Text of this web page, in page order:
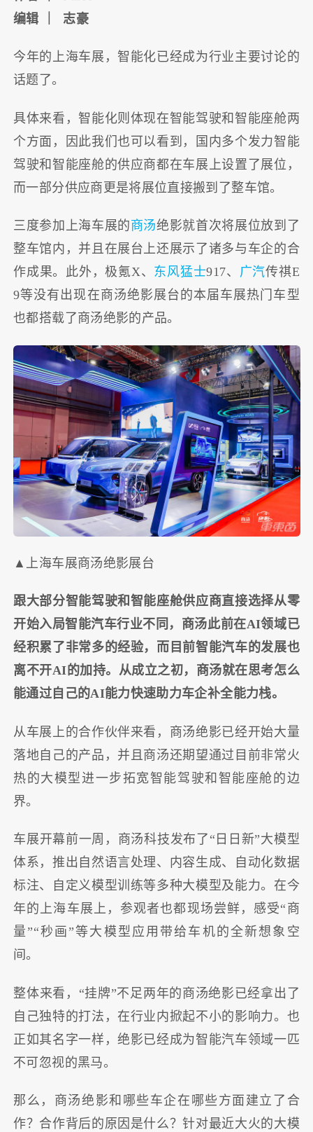
编辑 ｜
志豪
今年的上海车展，智能化已经成为行业主要讨论的
话题了。
具体来看，智能化则体现在智能驾驶和智能座舱两
个方面，因此我们也可以看到，国内多个发力智能
驾驶和智能座舱的供应商都在车展上设置了展位，
而一部分供应商更是将展位直接搬到了整车馆。
三度参加上海车展的商汤绝影就首次将展位放到了
整车馆内，并且在展台上还展示了诸多与车企的合
作成果。此外，极氪X、 东风猛士917、 广汽传祺E
9等没有出现在商汤绝影展台的本届车展热门车型
也都搭载了商汤绝影的产品。
▲上海车展商汤绝影展台
跟大部分智能驾驶和智能座舱供应商直接选择从零
开始入局智能汽车行业不同，商汤此前在AI领域已
经积累了非常多的经验，而目前智能汽车的发展也
离不开AI的加持。从成立之初，商汤就在思考怎么
能通过自己的AI能力快速助力车企补全能力栈。
从车展上的合作伙伴来看，商汤绝影已经开始大量
落地自己的产品，并且商汤还期望通过目前非常火
热的大模型进一步拓宽智能驾驶和智能座舱的边
界。
车展开幕前一周，商汤科技发布了“日日新”大模型
体系，推出自然语言处理、内容生成、自动化数据
标注、自定义模型训练等多种大模型及能力。在今
年的上海车展上，参观者也都现场尝鲜，感受“商
量”“秒画”等大模型应用带给车机的全新想象空
间。
整体来看，“挂牌”不足两年的商汤绝影已经拿出了
自己独特的打法，在行业内掀起不小的影响力。也
正如其名字一样，绝影已经成为智能汽车领域一匹
不可忽视的黑马。
那么，商汤绝影和哪些车企在哪些方面建立了合
作？合作背后的原因是什么？针对最近大火的大模